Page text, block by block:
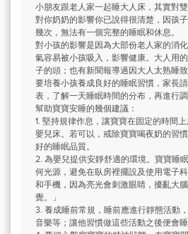
小朋友跟老人家一起睡大人床，其實對雙
對你奶奶的影響你已說得很清楚，因孩
幾次，無法有一個完整的睡眠和休息。
對小孩的影響是因為大部份老人家的消
氣容易被小孩吸入，影響健康。大人用
子的頭；也有新聞報導過因大人太熟睡致
要培養小孩養成良好的睡眠習慣，家長
表，了解一天睡眠時間的分布，再進行調
幫助寶寶安睡的幾個建議：
1. 堅持規律作息，讓寶寶在固定的時間
嬰兒床。若可以，戒除寶寶喝夜奶的習
好的睡眠品質。
2. 為嬰兒提供安靜舒適的環境。寶寶睡
何光源，避免在臥房裡擺設及使用電子
和手機，因為亮光會刺激眼睛，擾亂大
覺。」
3. 養成睡前常規，睡前應進行靜態活動
音樂等；讓他習慣做這些活動之後便會睡